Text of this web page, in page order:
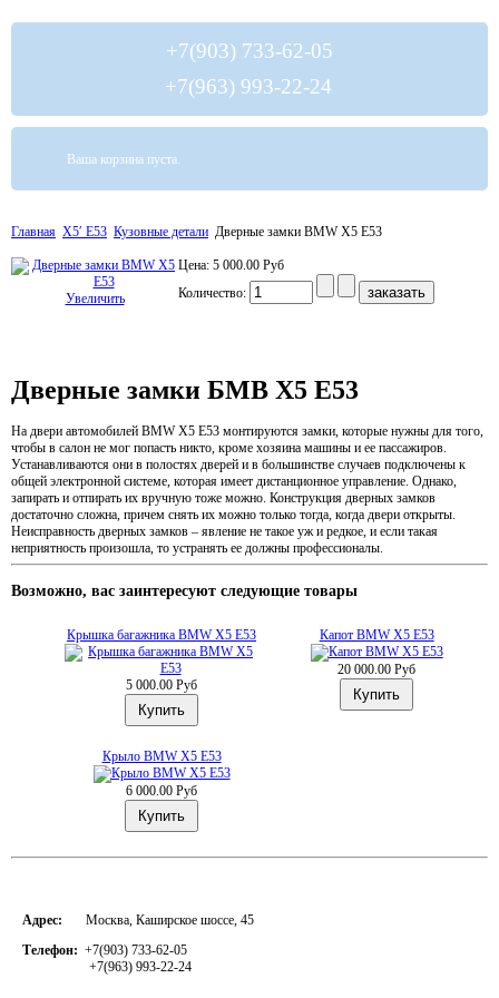
+7(903) 733-62-05
+7(963) 993-22-24
Ваша корзина пуста.
Главная Х5′ E53 Кузовные детали Дверные замки BMW X5 E53
Увеличить
Цена: 5 000.00 Руб
Количество:
Дверные замки БМВ Х5 Е53
На двери автомобилей BMW Х5 Е53 монтируются замки, которые нужны для того,
чтобы в салон не мог попасть никто, кроме хозяина машины и ее пассажиров.
Устанавливаются они в полостях дверей и в большинстве случаев подключены к
общей электронной системе, которая имеет дистанционное управление. Однако,
запирать и отпирать их вручную тоже можно. Конструкция дверных замков
достаточно сложна, причем снять их можно только тогда, когда двери открыты.
Неисправность дверных замков – явление не такое уж и редкое, и если такая
неприятность произошла, то устранять ее должны профессионалы.
Возможно, вас заинтересуют следующие товары
Крышка багажника BMW X5 E53
5 000.00 Руб
Капот BMW X5 E53
20 000.00 Руб
Крыло BMW X5 E53
6 000.00 Руб
Адрес: Москва, Каширское шоссе, 45
Телефон: +7(903) 733-62-05
+7(963) 993-22-24